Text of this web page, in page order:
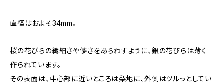
直径はおよそ34mm。
桜の花びらの繊細さや儚さをあらわすように、銀の花びらは薄く
作られています。
その表面は、中心部に近いところは梨地に、外側はツルっとしてい